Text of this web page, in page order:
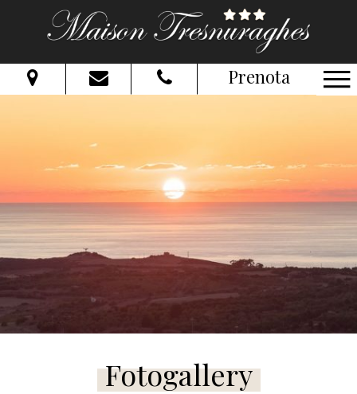
Prenota
Bambini:
Verifica disponibilità
Richiedi preventivo
Fotogallery